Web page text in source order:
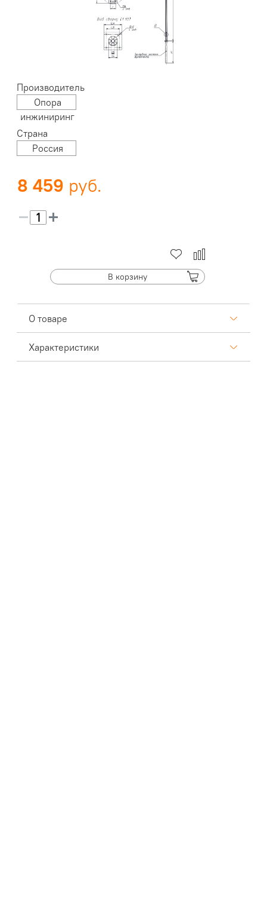
Производитель
Опора
инжиниринг
Страна
Россия
8 459
В корзину
О товаре
Характеристики